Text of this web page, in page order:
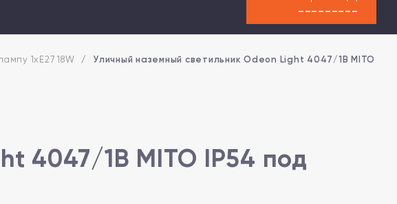
---------
1xE27 18W / Уличный наземный светильник Odeon Light 4047/1B MITO
4047/1B MITO IP54 под